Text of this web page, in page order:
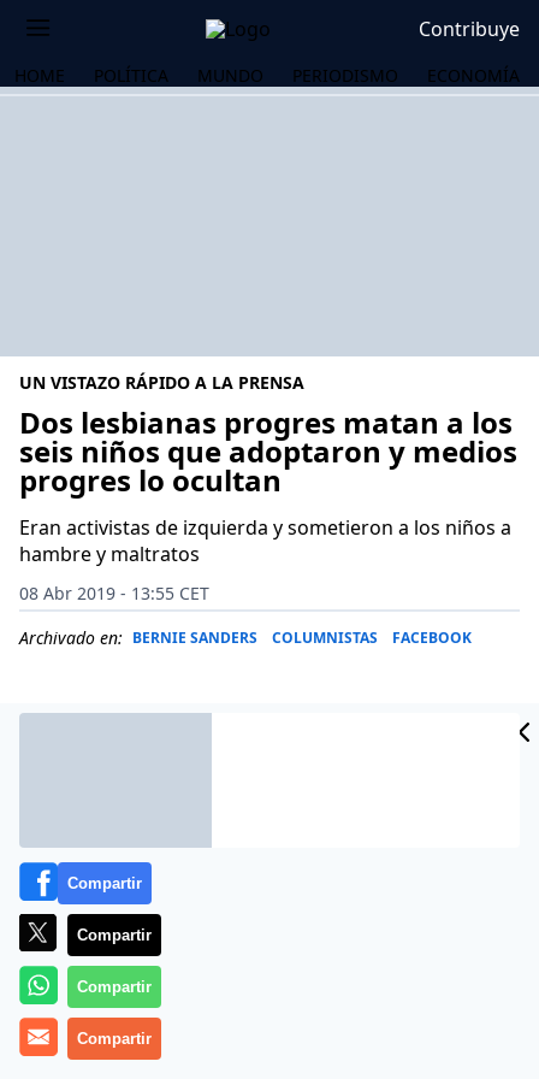
Contribuye
HOME POLÍTICA MUNDO PERIODISMO ECONOMÍA
UN VISTAZO RÁPIDO A LA PRENSA
Dos lesbianas progres matan a los
seis niños que adoptaron y medios
progres lo ocultan
Eran activistas de izquierda y sometieron a los niños a
hambre y maltratos
08 Abr 2019 - 13:55 CET
Archivado en: BERNIE SANDERS COLUMNISTAS FACEBOOK
En el esquema ideológico de la izquierda, los hombres
heterosexuales son violentos y opresores, y las
Compartir
Compartir
Compartir
Compartir